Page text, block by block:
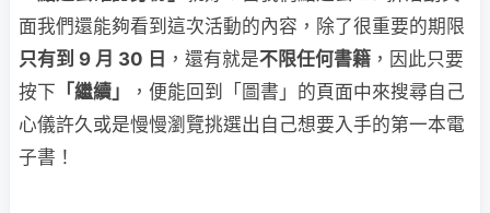
面我們還能夠看到這次活動的內容，除了很重要的期限
只有到 9 月 30 日 ，還有就是不限任何書籍 ，因此只要
按下 「繼續」
，便能回到「圖書」的頁面中來搜尋自己
心儀許久或是慢慢瀏覽挑選出自己想要入手的第一本電
子書！